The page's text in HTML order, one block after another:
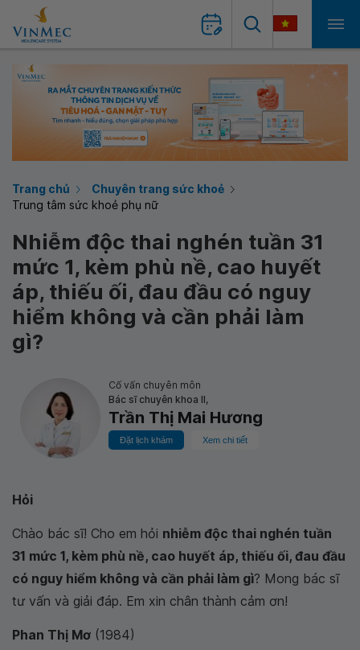
Trang chủ
Chuyên trang sức khoẻ
Trung tâm sức khoẻ phụ nữ
Nhiễm độc thai nghén tuần 31
mức 1, kèm phù nề, cao huyết
áp, thiếu ối, đau đầu có nguy
hiểm không và cần phải làm
gì?
Cố vấn chuyên môn
Bác sĩ chuyên khoa II,
Trần Thị Mai Hương
Đặt lịch khám Xem chi tiết
Hỏi
Chào bác sĩ! Cho em hỏi nhiễm độc thai nghén tuần
31 mức 1, kèm phù nề, cao huyết áp, thiếu ối, đau đầu
có nguy hiểm không và cần phải làm gì? Mong bác sĩ
tư vấn và giải đáp. Em xin chân thành cảm ơn!
Phan Thị Mơ (1984)